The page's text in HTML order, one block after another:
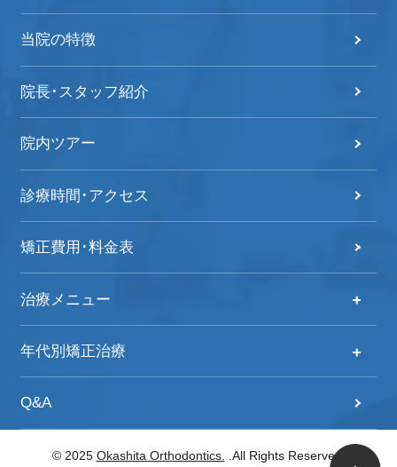
当院の特徴
院長･スタッフ紹介
院内ツアー
診療時間･アクセス
矯正費用･料金表
治療メニュー
治療メニュー
歯列矯正治療の流れ
年代別矯正治療
Q&A
© 2025 Okashita Orthodontics. .All Rights Reserved.